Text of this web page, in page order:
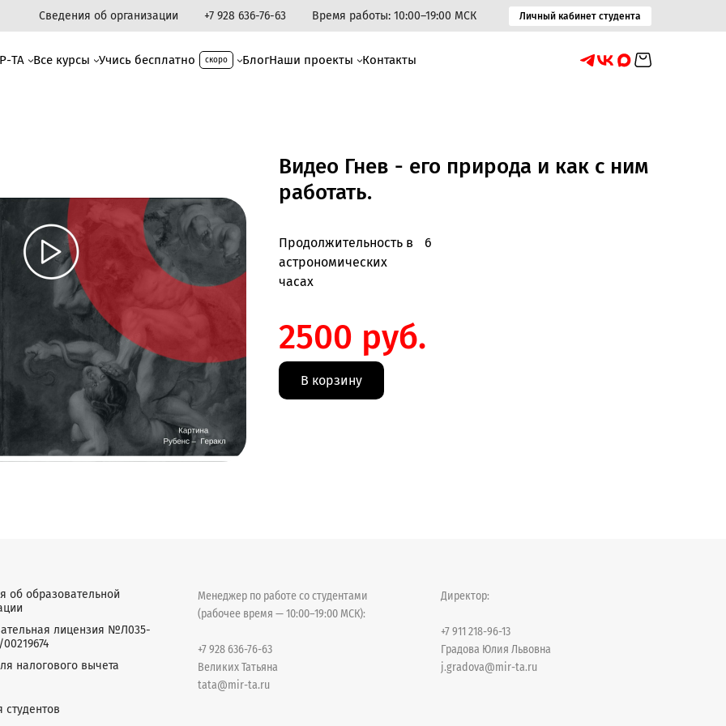
Сведения об организации +7 928 636-76-63 Время работы: 10:00–19:00 МСК Личный кабинет студента
ТА Все курсы Учись бесплатно скоро БлогНаши проекты Контакты
Видео Гнев - его природа и как с ним
работать.
Продолжительность в
астрономических
часах
6
2500 руб.
В корзину
об образовательной
лицензия №Л035-
налогового вычета
студентов
Менеджер по работе со студентами
(рабочее время — 10:00–19:00 МСК):
+7 928 636-76-63
Великих Татьяна
tata@mir-ta.ru
Директор:
+7 911 218-96-13
Градова Юлия Львовна
j.gradova@mir-ta.ru